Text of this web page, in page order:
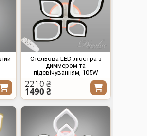
Стельова LED-люстра з
диммером та
підсвічуванням, 105W
2210 ₴
1490 ₴